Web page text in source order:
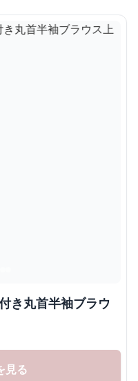
き丸首半袖ブラウ
見る